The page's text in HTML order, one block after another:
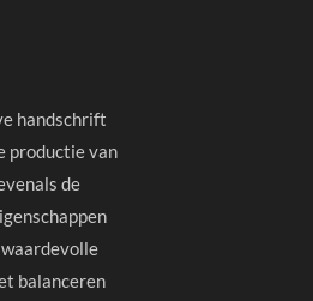
handschrift
productie van
de
balanceren